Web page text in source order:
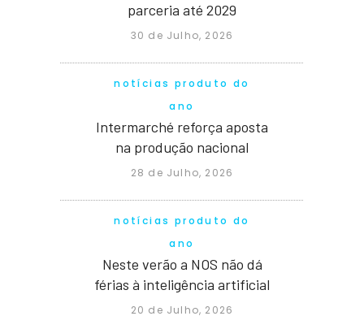
parceria até 2029
30 de Julho, 2026
notícias produto do
ano
Intermarché reforça aposta
na produção nacional
28 de Julho, 2026
notícias produto do
ano
Neste verão a NOS não dá
férias à inteligência artificial
20 de Julho, 2026